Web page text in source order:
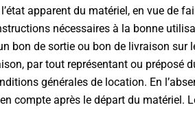
apparent du matériel, en vue de
nécessaires à la bonne
bon de sortie ou bon de livraison sur
par tout représentant ou
générales de location. En
compte après le départ du